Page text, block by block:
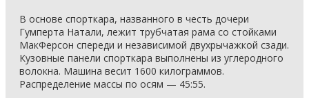
В основе спорткара, названного в честь дочери
Гумперта Натали, лежит трубчатая рама со стойками
МакФерсон спереди и независимой двухрычажкой сзади.
Кузовные панели спорткара выполнены из углеродного
волокна. Машина весит 1600 килограммов.
Распределение массы по осям — 45:55.